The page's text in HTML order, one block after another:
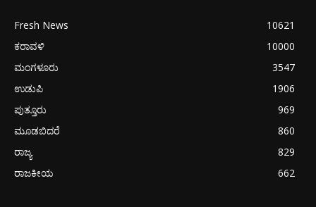
Fresh News
10621
ಕರಾವಳಿ
10000
ಮಂಗಳೂರು
3547
ಉಡುಪಿ
1906
ಪುತ್ತೂರು
969
ಮೂಡಬಿದರೆ
860
ರಾಜ್ಯ
829
ರಾಜಕೀಯ
662